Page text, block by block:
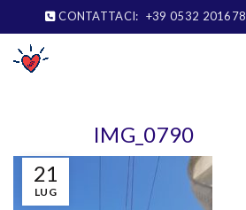
CONTATTACI: +39 0532 201678
21
LUG
IMG_0790